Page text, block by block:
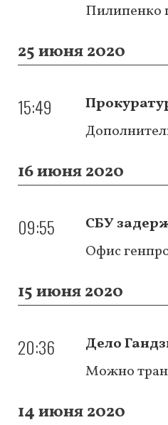
Пилипенко
25 июня 2020
15:49
16 июня 2020
09:55
СБУ
Офис
15 июня 2020
20:36
Дело
Можно
14 июня 2020